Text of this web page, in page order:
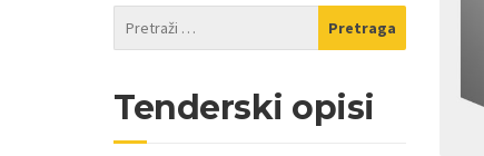
Tenderski opisi